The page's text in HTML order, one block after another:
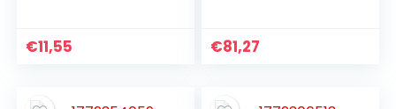
€11,55 €81,27